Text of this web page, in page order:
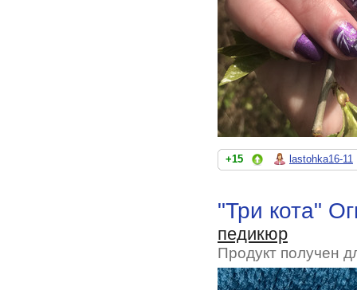
+15 lastohka16-11
"Три кота"
педикюр
Продукт получен